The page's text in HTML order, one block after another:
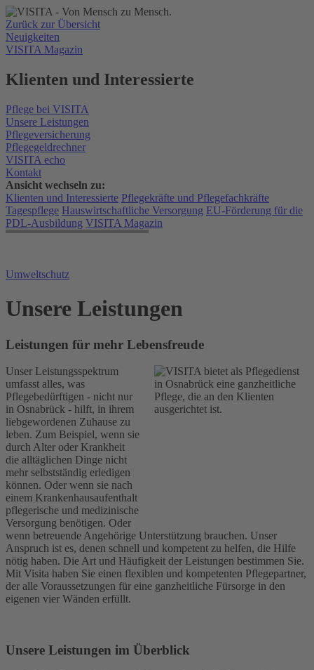
Zurück zur Übersicht
Neuigkeiten
VISITA Magazin
Klienten und Interessierte
Pflege bei VISITA
Unsere Leistungen
Pflegeversicherung
Pflegegeldrechner
VISITA echo
Kontakt
Ansicht wechseln zu:
Klienten und Interessierte Pflegekräfte und Pflegefachkräfte
Tagespflege Hauswirtschaftliche Versorgung EU-Förderung für die
PDL-Ausbildung VISITA Magazin
Umweltschutz
Unsere Leistungen
Leistungen für mehr Lebensfreude
Unser Leistungsspektrum
umfasst alles, was
Pflegebedürftigen - nicht nur
in Osnabrück - hilft, in ihrem
liebgewordenen Zuhause zu
leben. Zum Beispiel, wenn sie
durch Alter oder Krankheit
die alltäglichen Dinge nicht
mehr selbstständig erledigen
können. Oder wenn sie nach
einem Krankenhausaufenthalt
pflegerische und medizinische
Versorgung benötigen. Oder
wenn betreuende Angehörige Unterstützung brauchen. Unser
Anspruch ist es, denen schnell und kompetent zu helfen, die Hilfe
nötig haben. Die Art und Häufigkeit der Leistungen bestimmen Sie.
Mit Visita haben Sie einen flexiblen und kompetenten Pflegepartner,
der alle Voraussetzungen für eine ganzheitliche Fürsorge in den
eigenen vier Wänden erfüllt.
Unsere Leistungen im Überblick